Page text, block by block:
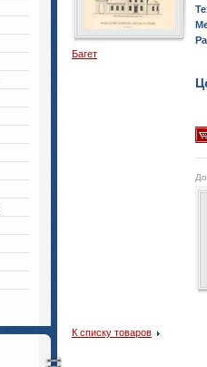
Багет
К списку товаров